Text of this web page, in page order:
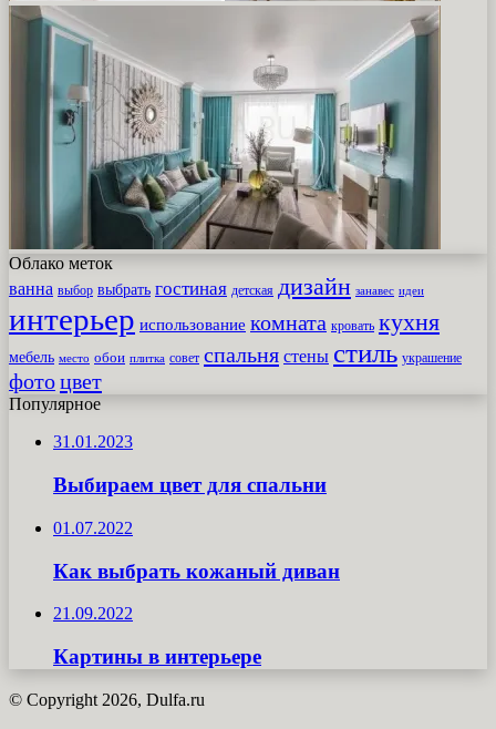
Облако меток
ванна выбор выбрать гостиная детская дизайн занавес идеи
интерьер использование комната кровать кухня
мебель место обои плитка совет спальня стены стиль украшение
фотоцвет
Популярное
31.01.2023
Выбираем цвет для спальни
01.07.2022
Как выбрать кожаный диван
21.09.2022
Картины в интерьере
© Copyright 2026, Dulfa.ru